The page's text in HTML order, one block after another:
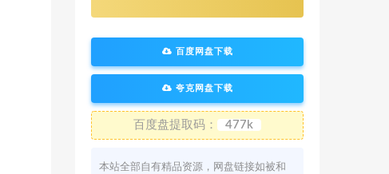
百度网盘下载
夸克网盘下载
百度盘提取码： 477k
本站全部自有精品资源，网盘链接如被和